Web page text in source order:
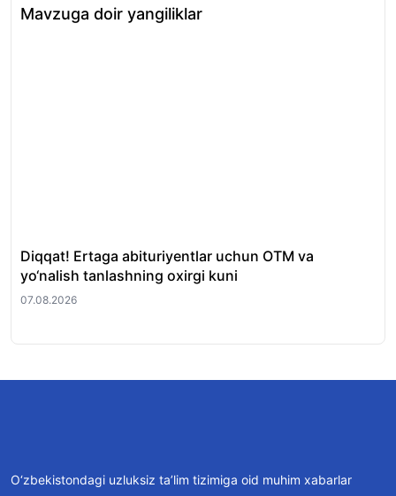
Mavzuga doir yangiliklar
Diqqat! Ertaga abituriyentlar uchun OTM va
yo‘nalish tanlashning oxirgi kuni
07.08.2026
O‘zbekistondagi uzluksiz ta’lim tizimiga oid muhim xabarlar